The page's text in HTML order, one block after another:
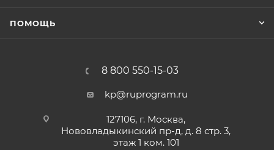
ПОМОЩЬ
8 800 550-15-03
kp@ruprogram.ru
127106, г. Москва,
Нововладыкинский пр-д, д. 8 стр. 3,
этаж 1 ком. 101